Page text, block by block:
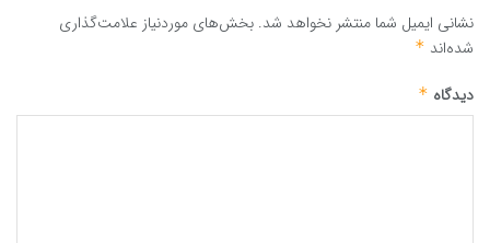
نشانی ایمیل شما منتشر نخواهد شد. بخش‌های موردنیاز علامت‌گذاری
شده‌اند *
دیدگاه *